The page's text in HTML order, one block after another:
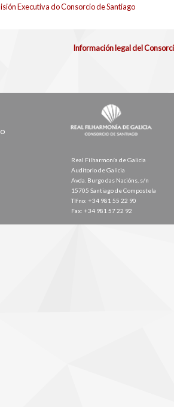
Executiva do Consorcio de Santiago
Información legal del
Real Filharmonía de Galicia
Auditorio de Galicia
Avda. Burgo das Nacións, s/n
15705 Santiago de Compostela
Tlfno: +34 981 55 22 90
Fax: +34 981 57 22 92